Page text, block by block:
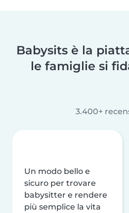
Babysits è la
le famiglie si
3.400+
Un modo bello e
sicuro per trovare
babysitter e rendere
più semplice la vita